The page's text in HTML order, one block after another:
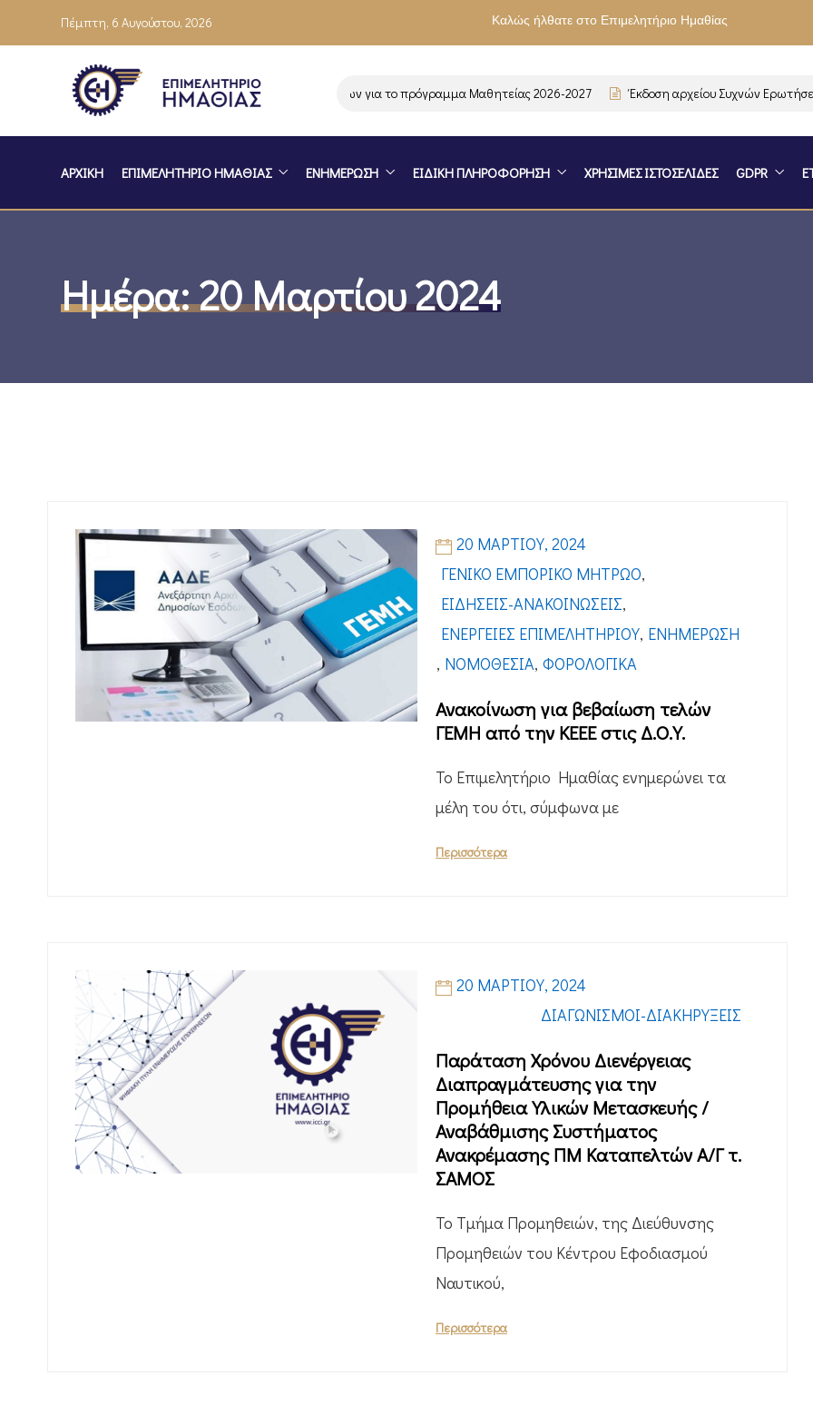
Πέμπτη, 6 Αυγούστου, 2026 Καλώς ήλθατε στο Επιμελητήριο Ημαθίας
Ενημέρωση επιχειρήσεων για το πρόγραμμα Μαθητείας 2026-2027 Έκδοση αρχείου Συχνών
ΑΡΧΙΚΗ ΕΠΙΜΕΛΗΤΗΡΙΟ ΗΜΑΘΙΑΣ ΕΝΗΜΕΡΩΣΗ ΕΙΔΙΚΗ ΠΛΗΡΟΦΟΡΗΣΗ ΧΡΗΣΙΜΕΣ ΙΣΤΟΣΕΛΙΔΕΣ GDPR
Ημέρα:20 Μαρτίου 2024
20 ΜΑΡΤΊΟΥ, 2024
ΓΕΝΙΚΌ ΕΜΠΟΡΙΚΌ ΜΗΤΡΏΟ,
ΕΙΔΉΣΕΙΣ-ΑΝΑΚΟΙΝΏΣΕΙΣ,
ΕΝΈΡΓΕΙΕΣ ΕΠΙΜΕΛΗΤΗΡΊΟΥ, ΕΝΗΜΈΡΩΣΗ
, ΝΟΜΟΘΕΣΊΑ, ΦΟΡΟΛΟΓΙΚΆ
Ανακοίνωση για βεβαίωση τελών
ΓΕΜΗ από την ΚΕΕΕ στις Δ.Ο.Υ.
Το Επιμελητήριο Ημαθίας ενημερώνει τα
μέλη του ότι, σύμφωνα με
Περισσότερα
20 ΜΑΡΤΊΟΥ, 2024
ΔΙΑΓΩΝΙΣΜΟΊ-ΔΙΑΚΗΡΎΞΕΙΣ
Παράταση Χρόνου Διενέργειας
Διαπραγμάτευσης για την
Προμήθεια Υλικών Μετασκευής /
Αναβάθμισης Συστήματος
Ανακρέμασης ΠΜ Καταπελτών Α/Γ τ.
ΣΑΜΟΣ
Το Τμήμα Προμηθειών, της Διεύθυνσης
Προμηθειών του Κέντρου Εφοδιασμού
Ναυτικού,
Περισσότερα